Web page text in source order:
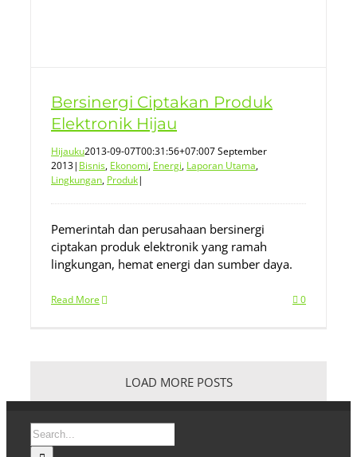
Bersinergi Ciptakan Produk
Elektronik Hijau
Hijauku2013-09-07T00:31:56+07:007 September
2013| Bisnis, Ekonomi, Energi, Laporan Utama,
Lingkungan, Produk|
Pemerintah dan perusahaan bersinergi
ciptakan produk elektronik yang ramah
lingkungan, hemat energi dan sumber daya.
Read More 0
LOAD MORE POSTS
Search
for: